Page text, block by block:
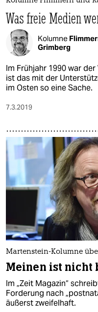
Was freie Medien
Kolumne
Grimberg
Im Frühjahr 1990 war
ist das mit der
im Osten so eine Sache.
7.3.2019
Martenstein-Kolumne
Meinen ist nicht
Im „Zeit Magazin“
Forderung nach
äußerst zweifelhaft.